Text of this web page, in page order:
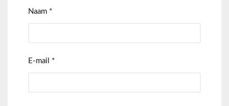
Naam *
E-mail *